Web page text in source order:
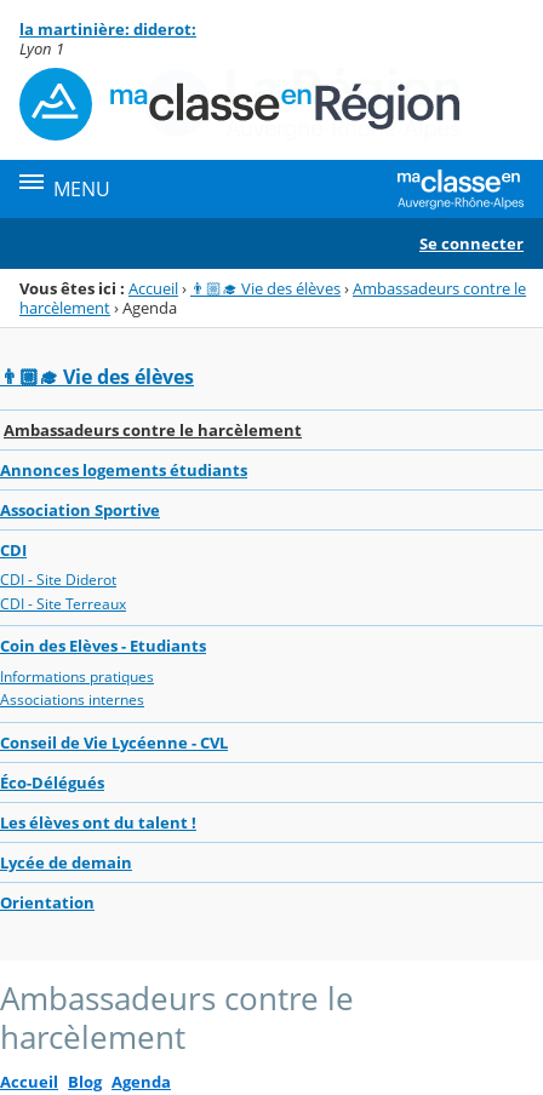
Menu de la rubrique
Contenu
la martinière: diderot:
Lyon 1
MENU
Se connecter
Vous êtes ici : Accueil› 👨🏼‍🎓 Vie des élèves›Ambassadeurs contre le
harcèlement›Agenda
👨🏼‍🎓 Vie des élèves
Ambassadeurs contre le harcèlement
Annonces logements étudiants
Association Sportive
CDI
CDI - Site Diderot
CDI - Site Terreaux
Coin des Elèves - Etudiants
Informations pratiques
Associations internes
Conseil de Vie Lycéenne - CVL
Éco-Délégués
Les élèves ont du talent !
Lycée de demain
Orientation
Ambassadeurs contre le
harcèlement
Accueil Blog Agenda